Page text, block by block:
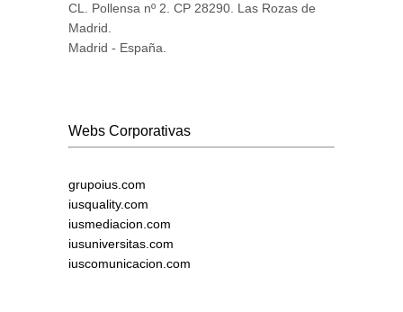
CL. Pollensa nº 2. CP 28290. Las Rozas de
Madrid.
Madrid - España.
Webs Corporativas
grupoius.com
iusquality.com
iusmediacion.com
iusuniversitas.com
iuscomunicacion.com